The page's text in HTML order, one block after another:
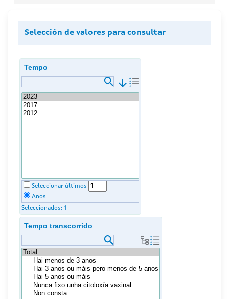
Selección de valores para consultar
Tempo
arrow_downward
Seleccionar últimos
Anos
Seleccionados: 1
Tempo transcorrido